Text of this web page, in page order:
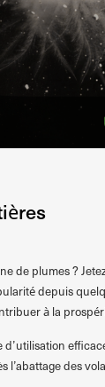
de plumes ?
depuis
à la
l’abattage des